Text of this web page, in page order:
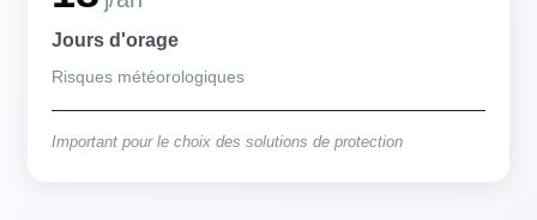
Jours d'orage
Risques météorologiques
Important pour le choix des solutions de protection